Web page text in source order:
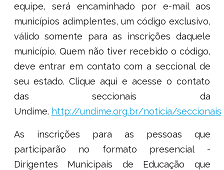
equipe, será encaminhado por e-mail aos
municípios adimplentes, um código exclusivo,
válido somente para as inscrições daquele
município. Quem não tiver recebido o código,
deve entrar em contato com a seccional de
seu estado. Clique aqui e acesse o contato
das seccionais da
Undime. http://undime.org.br/noticia/seccionais
As inscrições para as pessoas que
participarão no formato presencial -
Dirigentes Municipais de Educação que